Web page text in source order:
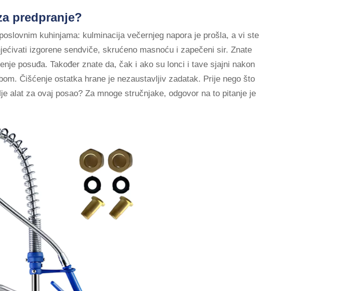
predpranje?
kuhinjama: kulminacija večernjeg napora je prošla, a vi ste
izgorene sendviče, skrućeno masnoću i zapečeni sir. Znate
posuđa. Također znate da, čak i ako su lonci i tave sjajni nakon
Čišćenje ostatka hrane je nezaustavljiv zadatak. Prije nego što
alat za ovaj posao? Za mnoge stručnjake, odgovor na to pitanje je